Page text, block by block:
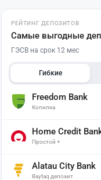
РЕЙТИНГ ДЕПОЗИТОВ
Самые выгодные
ГЭСВ на срок 12 мес
Гибкие
Freedom Bank
Копилка
Home Credit
Простой +
Alatau City Bank
Baytaq депозит